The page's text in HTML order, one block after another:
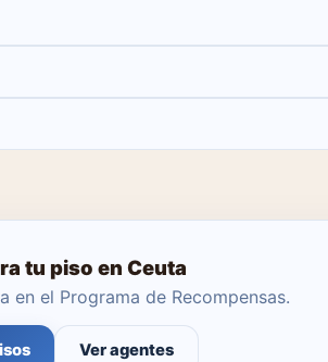
tu piso en Ceuta
en el Programa de Recompensas.
Ver agentes